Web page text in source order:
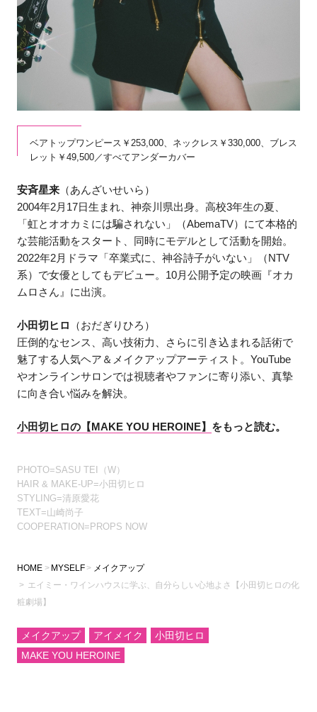
ベアトップワンピース￥253,000、ネックレス￥330,000、ブレス
レット￥49,500／すべてアンダーカバー
安斉星来 （あんざいせいら）
2004年2月17日生まれ、神奈川県出身。高校3年生の夏、
「虹とオオカミには騙されない」（AbemaTV）にて本格的
な芸能活動をスタート、同時にモデルとして活動を開始。
2022年2月ドラマ「卒業式に、神谷詩子がいない」（NTV
系）で女優としてもデビュー。10月公開予定の映画『オカ
ムロさん』に出演。
小田切ヒロ
（おだぎりひろ）
圧倒的なセンス、高い技術力、さらに引き込まれる話術で
魅了する人気ヘア＆メイクアップアーティスト。YouTube
やオンラインサロンでは視聴者やファンに寄り添い、真摯
に向き合い悩みを解決。
小田切ヒロの【MAKE YOU HEROINE】 をもっと読む。
PHOTO=SASU TEI（W）
HAIR & MAKE-UP=小田切ヒロ
STYLING=清原愛花
TEXT=山崎尚子
COOPERATION=PROPS NOW
HOME MYSELF
メイクアップ
エイミー・ワインハウスに学ぶ、自分らしい心地よさ【小田切ヒロの化
粧劇場】
メイクアップ アイメイク
小田切ヒロ
MAKE YOU HEROINE